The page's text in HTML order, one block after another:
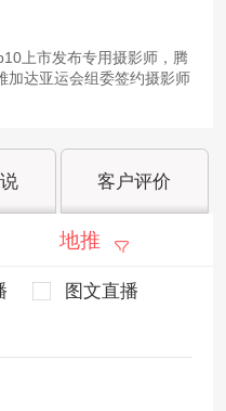
上市发布专用摄影师，腾
加达亚运会组委签约摄影师
客户评价
地推
图文直播